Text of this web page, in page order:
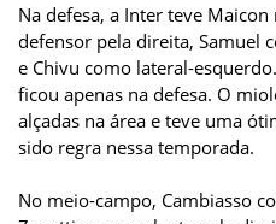
Na defesa, a Inter teve
defensor pela direita, Samuel
e Chivu como lateral-
ficou apenas na defesa. O
alçadas na área e teve uma
sido regra nessa temporada.
No meio-campo, Cambiasso